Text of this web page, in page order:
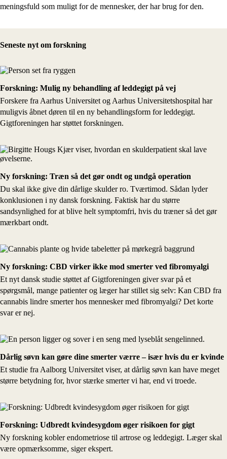
meningsfuld som muligt for de mennesker, der har brug for den.
Seneste nyt om forskning
Forskning: Mulig ny behandling af leddegigt på vej
Forskere fra Aarhus Universitet og Aarhus Universitetshospital har
muligvis åbnet døren til en ny behandlingsform for leddegigt.
Gigtforeningen har støttet forskningen.
Ny forskning: Træn så det gør ondt og undgå operation
Du skal ikke give din dårlige skulder ro. Tværtimod. Sådan lyder
konklusionen i ny dansk forskning. Faktisk har du større
sandsynlighed for at blive helt symptomfri, hvis du træner så det gør
mærkbart ondt.
Ny forskning: CBD virker ikke mod smerter ved fibromyalgi
Et nyt dansk studie støttet af Gigtforeningen giver svar på et
spørgsmål, mange patienter og læger har stillet sig selv: Kan CBD fra
cannabis lindre smerter hos mennesker med fibromyalgi? Det korte
svar er nej.
Dårlig søvn kan gøre dine smerter værre – især hvis du er kvinde
Et studie fra Aalborg Universitet viser, at dårlig søvn kan have meget
større betydning for, hvor stærke smerter vi har, end vi troede.
Forskning: Udbredt kvindesygdom øger risikoen for gigt
Ny forskning kobler endometriose til artrose og leddegigt. Læger skal
være opmærksomme, siger ekspert.